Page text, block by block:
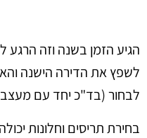
הגיע הזמן בשנה וזה
לשפץ את הדירה הישנה
לבחור (בד"כ יחד עם מעצב
בחירת תריסים וחלונות